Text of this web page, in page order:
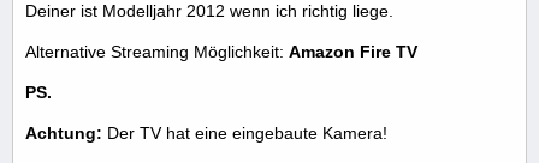
Deiner ist Modelljahr 2012 wenn ich richtig liege.
Alternative Streaming Möglichkeit: Amazon Fire TV
PS.
Achtung: Der TV hat eine eingebaute Kamera!